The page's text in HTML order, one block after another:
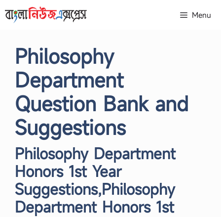
to
Menu
Philosophy
Department
Question Bank and
Suggestions
Philosophy Department
Honors 1st Year
Suggestions,Philosophy
Department Honors 1st